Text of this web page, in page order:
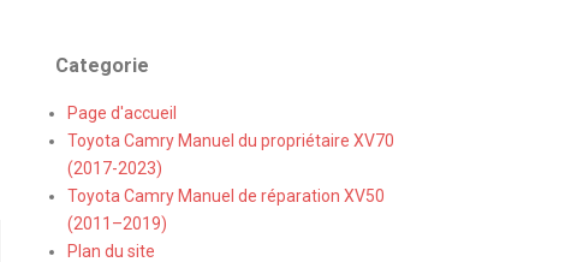
Categorie
Page d'accueil
Toyota Camry Manuel du propriétaire XV70
(2017-2023)
Toyota Camry Manuel de réparation XV50
(2011–2019)
Plan du site